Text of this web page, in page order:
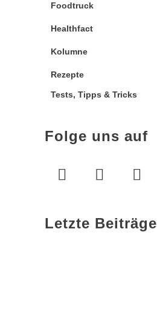
Foodtruck
Healthfact
Kolumne
Rezepte
Tests, Tipps & Tricks
Folge uns auf
Letzte Beiträge